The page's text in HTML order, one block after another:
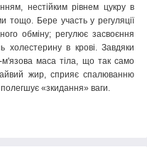
нестійким рівнем цукру в
тощо. Бере участь у регуляції
обміну; регулює засвоєння
холестерину в крові. Завдяки
м'язова маса тіла, що так само
жир, сприяє спалюванню
«зкидання» ваги.